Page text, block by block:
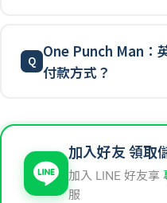
One Punch Man：
付款方式？
加入好友 領取
加入 LINE 好友享
服